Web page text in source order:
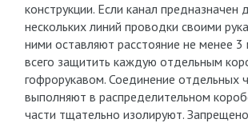
конструкции. Если канал предназначен
нескольких линий проводки своими
ними оставляют расстояние не менее
всего защитить каждую отдельным
гофрорукавом. Соединение отдельных
выполняют в распределительном
части тщательно изолируют.